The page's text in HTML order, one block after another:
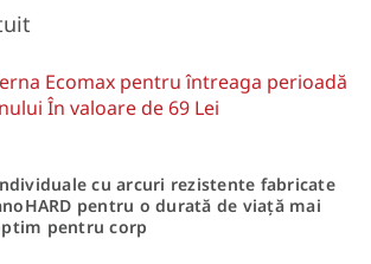
Ecomax pentru întreaga perioadă
În valoare de 69 Lei
cu arcuri rezistente fabricate
pentru o durată de viață mai
pentru corp